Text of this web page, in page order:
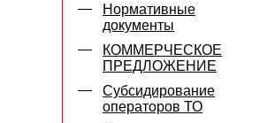
Нормативные
документы
КОММЕРЧЕСКОЕ
ПРЕДЛОЖЕНИЕ
Субсидирование
операторов ТО